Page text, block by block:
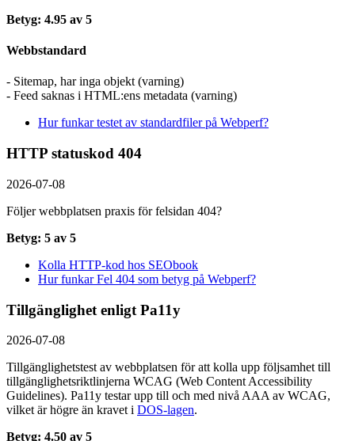
Betyg: 4.95 av 5
Webbstandard
- Sitemap, har inga objekt (varning)
- Feed saknas i HTML:ens metadata (varning)
Hur funkar testet av standardfiler på Webperf?
HTTP statuskod 404
2026-07-08
Följer webbplatsen praxis för felsidan 404?
Betyg: 5 av 5
Kolla HTTP-kod hos SEObook
Hur funkar Fel 404 som betyg på Webperf?
Tillgänglighet enligt Pa11y
2026-07-08
Tillgänglighetstest av webbplatsen för att kolla upp följsamhet till
tillgänglighets­riktlinjerna WCAG (Web Content Accessibility
Guidelines). Pa11y testar upp till och med nivå AAA av WCAG,
vilket är högre än kravet i DOS-lagen.
Betyg: 4.50 av 5